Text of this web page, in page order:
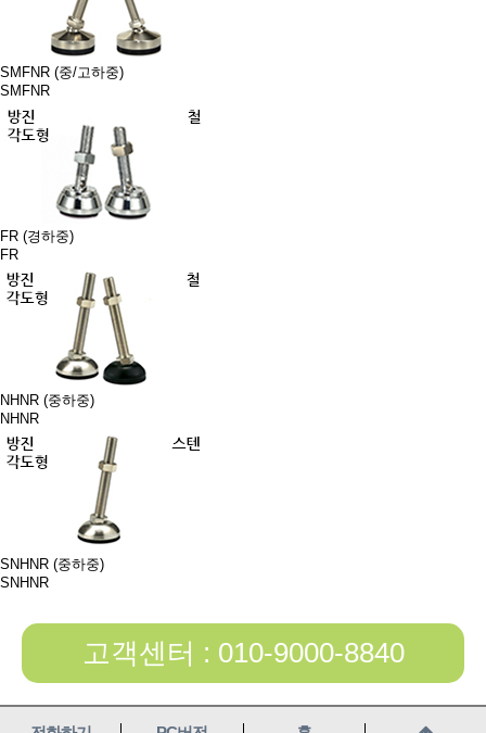
SMFNR (중/고하중)
SMFNR
FR (경하중)
FR
NHNR (중하중)
NHNR
SNHNR (중하중)
SNHNR
고객센터 : 010-9000-8840